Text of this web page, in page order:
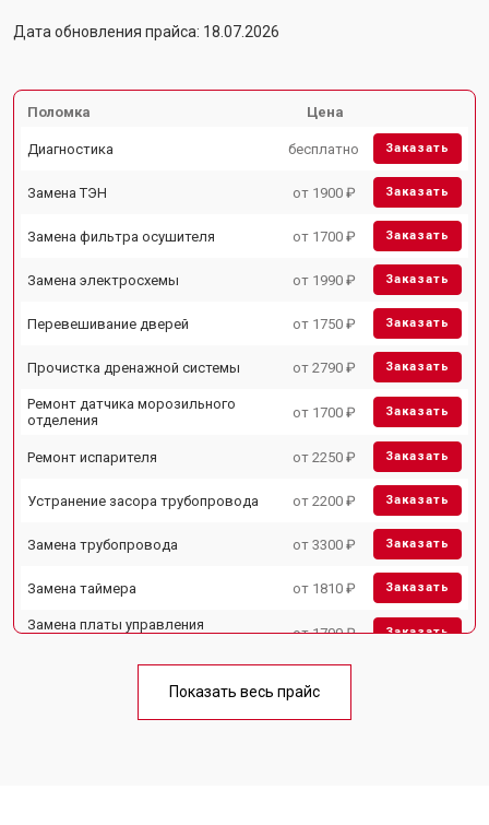
Дата обновления прайса: 18.07.2026
Поломка Цена
Диагностика бесплатно Заказать
Замена ТЭН от 1900 ₽ Заказать
Замена фильтра осушителя от 1700 ₽ Заказать
Замена электросхемы от 1990 ₽ Заказать
Перевешивание дверей от 1750 ₽ Заказать
Прочистка дренажной системы от 2790 ₽ Заказать
Ремонт датчика морозильного
отделения
от 1700 ₽ Заказать
Ремонт испарителя от 2250 ₽ Заказать
Устранение засора трубопровода от 2200 ₽ Заказать
Замена трубопровода от 3300 ₽ Заказать
Замена таймера от 1810 ₽ Заказать
Замена платы управления
от 1700 ₽ Заказать
Ремонт/замена датчика
Замена термостата от 1700 ₽
Показать весь прайс